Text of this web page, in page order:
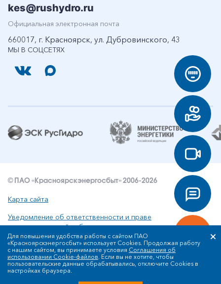
МЫ В СОЦСЕТЯХ
kes@rushydro.ru
Официальная электронная почта
660017, г. Красноярск, ул. Дубровинского, 43
© ПАО «Красноярскэнергосбыт» 2006-2026
Карта сайта
Уведомление об ответственности и праве
интеллектуальной собственности
Политика ПАО «Красноярскэнергосбыт» в отношении
обработки персональных данных
Для повышения удобства работы с сайтом ПАО
«Красноярскэнергосбыт» использует Cookies. Продолжая работу
с нашим сайтом, вы принимаете условия Соглашения об
использовании Cookie-файлов. Если вы не хотите, чтобы
пользовательские данные обрабатывались, отключите Cookies в
настройках браузера.